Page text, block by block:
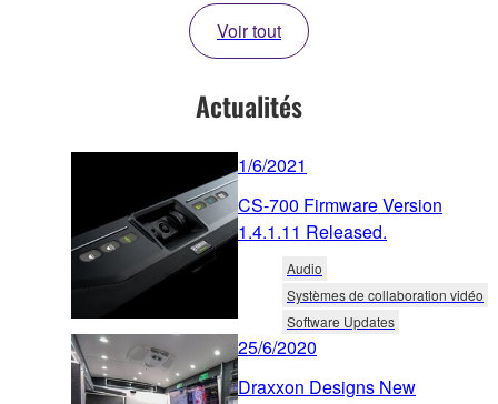
Voir tout
Actualités
1/6/2021
CS-700 Firmware Version
1.4.1.11 Released.
Audio
Systèmes de collaboration vidéo
Software Updates
25/6/2020
Draxxon Designs New